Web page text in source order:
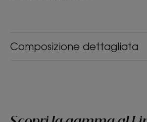
Composizione dettagliata